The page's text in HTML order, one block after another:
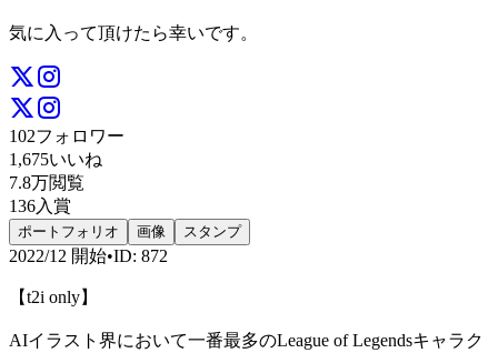
気に入って頂けたら幸いです。
102フォロワー
1,675いいね
7.8万閲覧
136入賞
ポートフォリオ 画像 スタンプ
2022/12 開始•ID: 872
【t2i only】
AIイラスト界において一番最多のLeague of Legendsキャラク